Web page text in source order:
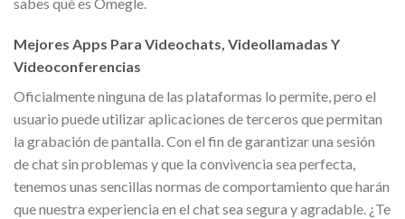
Mejores Apps Para Videochats, Videollamadas Y
Videoconferencias
Oficialmente ninguna de las plataformas lo permite, pero el
usuario puede utilizar aplicaciones de terceros que permitan
la grabación de pantalla. Con el fin de garantizar una sesión
de chat sin problemas y que la convivencia sea perfecta,
tenemos unas sencillas normas de comportamiento que harán
que nuestra experiencia en el chat sea segura y agradable. ¿Te